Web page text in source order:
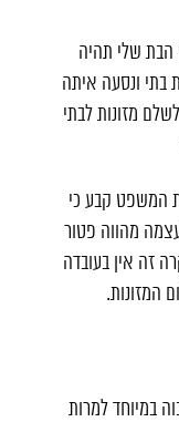
הבת שלי תהיה
ונסעה איתה
מזונות לבתי
המשפט קבע כי
מהווה פטור
זה אין בעובדה
המזונות.
במיוחד למרות